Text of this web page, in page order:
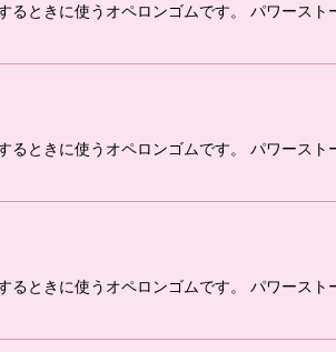
ときに使うオペロンゴムです。 パワース
ときに使うオペロンゴムです。 パワース
ときに使うオペロンゴムです。 パワース